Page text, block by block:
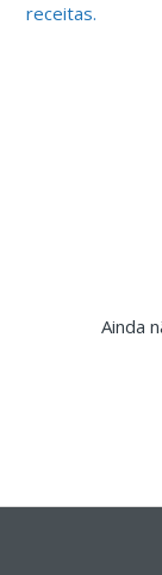
receitas.
Ainda